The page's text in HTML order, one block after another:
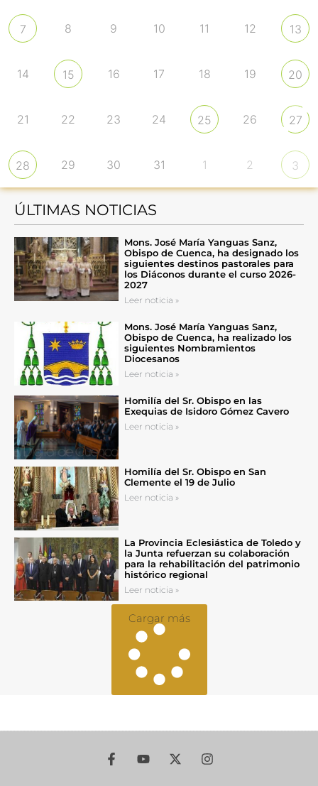
7 8 9 10 11 12 13
14 15 16 17 18 19 20
21 22 23 24 25 26 27
28 29 30 31 1 2 3
ÚLTIMAS NOTICIAS
Mons. José María Yanguas Sanz,
Obispo de Cuenca, ha designado los
siguientes destinos pastorales para
los Diáconos durante el curso 2026-
2027
Leer noticia »
Mons. José María Yanguas Sanz,
Obispo de Cuenca, ha realizado los
siguientes Nombramientos
Diocesanos
Leer noticia »
Homilía del Sr. Obispo en las
Exequias de Isidoro Gómez Cavero
Leer noticia »
Homilía del Sr. Obispo en San
Clemente el 19 de Julio
Leer noticia »
La Provincia Eclesiástica de Toledo y
la Junta refuerzan su colaboración
para la rehabilitación del patrimonio
histórico regional
Leer noticia »
Cargar más